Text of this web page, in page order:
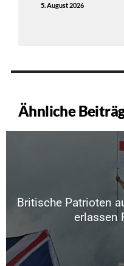
5. August 2026
Ähnliche
Britische Patrioten
erlassen